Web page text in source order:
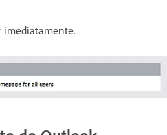
imediatamente.